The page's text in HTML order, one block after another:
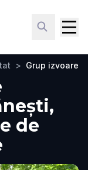
> Grup izvoare
de